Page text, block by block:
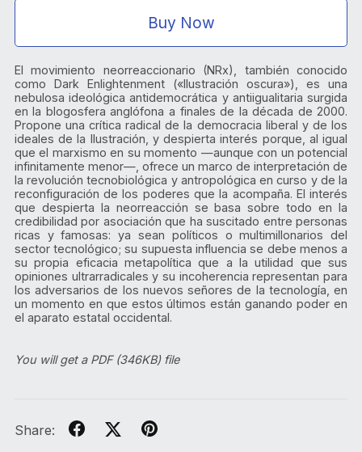
Buy Now
El movimiento neorreaccionario (NRx), también conocido
como Dark Enlightenment («Ilustración oscura»), es una
nebulosa ideológica antidemocrática y antiigualitaria surgida
en la blogosfera anglófona a finales de la década de 2000.
Propone una crítica radical de la democracia liberal y de los
ideales de la Ilustración, y despierta interés porque, al igual
que el marxismo en su momento —aunque con un potencial
infinitamente menor—, ofrece un marco de interpretación de
la revolución tecnobiológica y antropológica en curso y de la
reconfiguración de los poderes que la acompaña. El interés
que despierta la neorreacción se basa sobre todo en la
credibilidad por asociación que ha suscitado entre personas
ricas y famosas: ya sean políticos o multimillonarios del
sector tecnológico; su supuesta influencia se debe menos a
su propia eficacia metapolítica que a la utilidad que sus
opiniones ultrarradicales y su incoherencia representan para
los adversarios de los nuevos señores de la tecnología, en
un momento en que estos últimos están ganando poder en
el aparato estatal occidental.
You will get a PDF (346KB)file
Share: